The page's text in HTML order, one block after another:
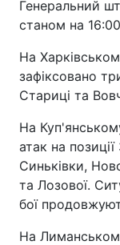
Генеральний
станом на
На
зафіксовано
Стариці та
На
атак на
Синьківки,
та Лозової.
бої
На